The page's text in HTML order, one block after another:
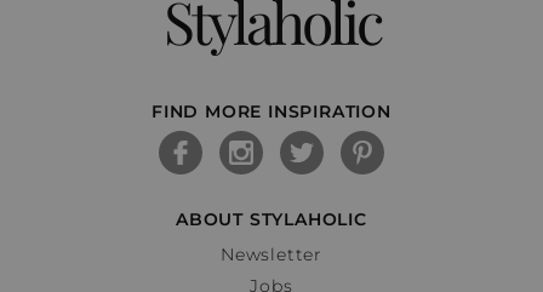
Stylaholic
FIND MORE INSPIRATION
ABOUT STYLAHOLIC
Newsletter
Jobs